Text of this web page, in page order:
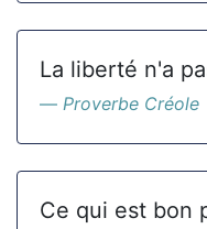
La liberté n'a
Proverbe Créole
Ce qui est bon